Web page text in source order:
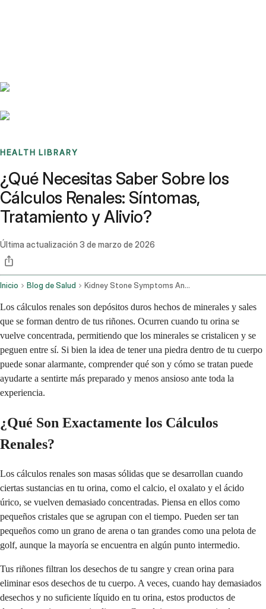
HEALTH LIBRARY
¿Qué Necesitas Saber Sobre los
Cálculos Renales: Síntomas,
Tratamiento y Alivio?
Última actualización 3 de marzo de 2026
Inicio Blog de Salud Kidney Stone Symptoms And Treatment Options
Los cálculos renales son depósitos duros hechos de minerales y sales
que se forman dentro de tus riñones. Ocurren cuando tu orina se
vuelve concentrada, permitiendo que los minerales se cristalicen y se
peguen entre sí. Si bien la idea de tener una piedra dentro de tu cuerpo
puede sonar alarmante, comprender qué son y cómo se tratan puede
ayudarte a sentirte más preparado y menos ansioso ante toda la
experiencia.
¿Qué Son Exactamente los Cálculos
Renales?
Los cálculos renales son masas sólidas que se desarrollan cuando
ciertas sustancias en tu orina, como el calcio, el oxalato y el ácido
úrico, se vuelven demasiado concentradas. Piensa en ellos como
pequeños cristales que se agrupan con el tiempo. Pueden ser tan
pequeños como un grano de arena o tan grandes como una pelota de
golf, aunque la mayoría se encuentra en algún punto intermedio.
Tus riñones filtran los desechos de tu sangre y crean orina para
eliminar esos desechos de tu cuerpo. A veces, cuando hay demasiados
desechos y no suficiente líquido en tu orina, estos productos de